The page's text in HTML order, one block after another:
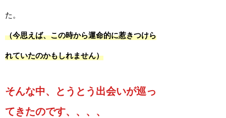
た。
（今思えば、この時から運命的に惹きつけら
れていたのかもしれません）
そんな中、とうとう出会いが巡っ
てきたのです、、、、